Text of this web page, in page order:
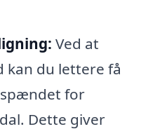
Ved at
kan du lettere få
for
Dette giver